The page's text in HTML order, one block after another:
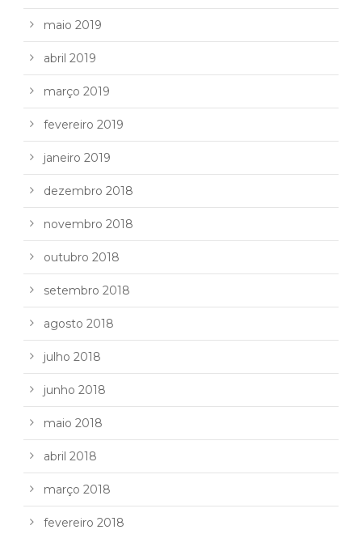
maio 2019
abril 2019
março 2019
fevereiro 2019
janeiro 2019
dezembro 2018
novembro 2018
outubro 2018
setembro 2018
agosto 2018
julho 2018
junho 2018
maio 2018
abril 2018
março 2018
fevereiro 2018